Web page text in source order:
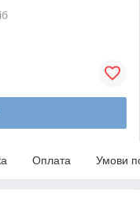
Оплата Умови